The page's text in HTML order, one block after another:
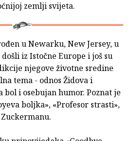
zemlji svijeta.
u Newarku, New Jersey, u
iz Istočne Europe i još su
njegove životne sredine
tema - odnos Židova i
i osebujan humor. Poznat je
boljka», «Profesor strasti»,